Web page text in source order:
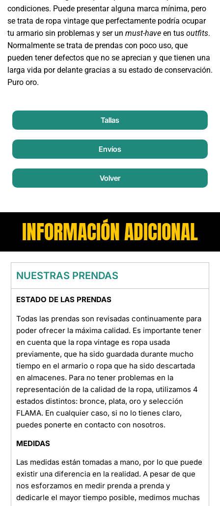
condiciones. Puede presentar alguna marca mínima, pero
se trata de ropa vintage que perfectamente podría ocupar
tu armario sin problemas y ser un must-have en tus outfits.
Normalmente se trata de prendas con poco uso, que
pueden tener defectos que no se aprecian y que tienen una
larga vida por delante gracias a su estado de conservación.
Puro oro.
Tallas
Envíos
Volver
INFORMACIÓN ADICIONAL
NUESTRAS PRENDAS
ESTADO DE LAS PRENDAS
Todas las prendas son revisadas continuamente para
poder ofrecer la máxima calidad. Es importante tener
en cuenta que la ropa vintage es ropa usada
previamente, que ha sido guardada durante mucho
tiempo en el armario o ropa que ha sido descartada
en almacenes. Para no tener problemas en la
representación de la calidad de la ropa, utilizamos 4
estados distintos: bronce, plata, oro y selección
FLAMA. En cualquier caso, si no lo tienes claro,
puedes ponerte en contacto con nosotros.
MEDIDAS
Las medidas están tomadas a mano, por lo que puede
existir una diferencia en la realidad. A pesar de que
nos esforzamos en medir prenda a prenda y
dedicarle el mayor tiempo posible, medimos muchas